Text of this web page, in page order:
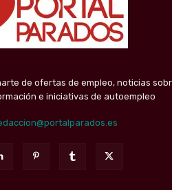
de ofertas de empleo, noticias
e iniciativas de autoempleo